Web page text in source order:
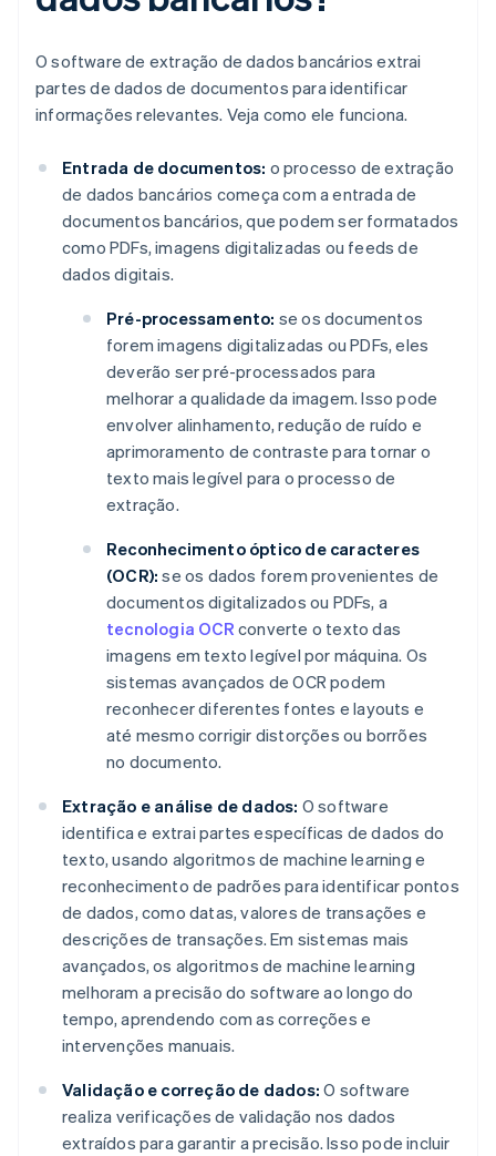
O software de extração de dados bancários extrai
partes de dados de documentos para identificar
informações relevantes. Veja como ele funciona.
Entrada de documentos: o processo de extração
de dados bancários começa com a entrada de
documentos bancários, que podem ser formatados
como PDFs, imagens digitalizadas ou feeds de
dados digitais.
Pré-processamento: se os documentos
forem imagens digitalizadas ou PDFs, eles
deverão ser pré-processados para
melhorar a qualidade da imagem. Isso pode
envolver alinhamento, redução de ruído e
aprimoramento de contraste para tornar o
texto mais legível para o processo de
extração.
Reconhecimento óptico de caracteres
(OCR): se os dados forem provenientes de
documentos digitalizados ou PDFs, a
tecnologia OCR converte o texto das
imagens em texto legível por máquina. Os
sistemas avançados de OCR podem
reconhecer diferentes fontes e layouts e
até mesmo corrigir distorções ou borrões
no documento.
Extração e análise de dados: O software
identifica e extrai partes específicas de dados do
texto, usando algoritmos de machine learning e
reconhecimento de padrões para identificar pontos
de dados, como datas, valores de transações e
descrições de transações. Em sistemas mais
avançados, os algoritmos de machine learning
melhoram a precisão do software ao longo do
tempo, aprendendo com as correções e
intervenções manuais.
Validação e correção de dados: O software
realiza verificações de validação nos dados
extraídos para garantir a precisão. Isso pode incluir